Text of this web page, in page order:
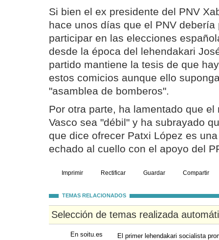
Si bien el ex presidente del PNV
hace unos días que el PNV debería
participar en las elecciones
desde la época del lehendakari
partido mantiene la tesis de que
estos comicios aunque ello
"asamblea de bomberos".
Por otra parte, ha lamentado que el
Vasco sea "débil" y ha subrayado
que dice ofrecer Patxi López es
echado al cuello con el apoyo del
Imprimir Rectificar Guardar Compartir
TEMAS RELACIONADOS
Selección de temas realizada
En soitu.es
El primer lehendakari socialista